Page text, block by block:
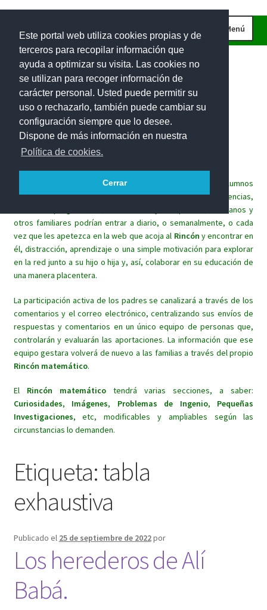
Este portal web utiliza cookies propias y de
terceros para recopilar información que
ayuda a optimizar su visita. Las cookies no
se utilizan para recoger información de
carácter personal. Usted puede permitir su
uso o rechazarlo, también puede cambiar su
configuración siempre que lo desee.
Dispone de más información en nuestra
Política de cookies.
Cerrar
la
navegación
al
contenido
Menú
INICIO
CURIOSIDADES
IMÁGENES
INVESTIGACIONES
PROBLEMAS DE INGENIO
PROBLEMAS INTERACTIVOS
Rincónmatemáticopara
familias.
Este espacio lúdico trata de implicar a las familias de los alumnos
en el aprendizaje de las matemáticas de sus hijos. Sin exigencias,
sin tareas programadas, los alumnos y sus padres, hermanos y
otros familiares podrían entrar a diario, o semanalmente, o cada
vez que les apetezca en la web que acoja al Rincón y encontrar en
él, distracción, aprendizaje o una simple motivación para explorar
en la red junto a su hijo o hija y, así, colaborar en su educación de
una manera placentera.
La participación activa de los padres se canalizará a través de los
comentarios y el correo electrónico, centralizando sus envíos de
respuestas y comentarios en un único equipo de personas que,
controlarán y evaluarán las aportaciones. La información que ese
equipo gestara volverá de nuevo a las familias a través del propio
Rincón matemático.
El Rincón matemáticotendrá varias secciones, a saber:
Curiosidades, Imágenes, Problemas de Ingenio, Pequeñas
Investigaciones, etc, modificables y ampliables según las
circunstancias lo demanden.
Etiqueta:tabla
exhaustiva
Publicado el 25 de septiembre de 2022por
Los herederos de Alí
Babá.